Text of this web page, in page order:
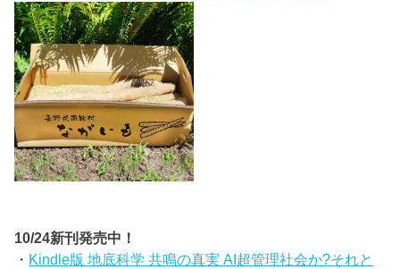
10/24新刊発売中！
・ Kindle版 地底科学 共鳴の真実 AI超管理社会か?それと